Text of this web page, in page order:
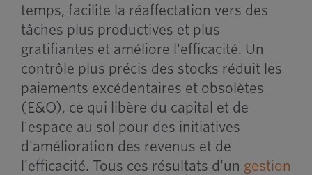
temps, facilite la réaffectation vers des
tâches plus productives et plus
gratifiantes et améliore l'efficacité. Un
contrôle plus précis des stocks réduit les
paiements excédentaires et obsolètes
(E&O), ce qui libère du capital et de
l'espace au sol pour des initiatives
d'amélioration des revenus et de
l'efficacité. Tous ces résultats d'un gestion